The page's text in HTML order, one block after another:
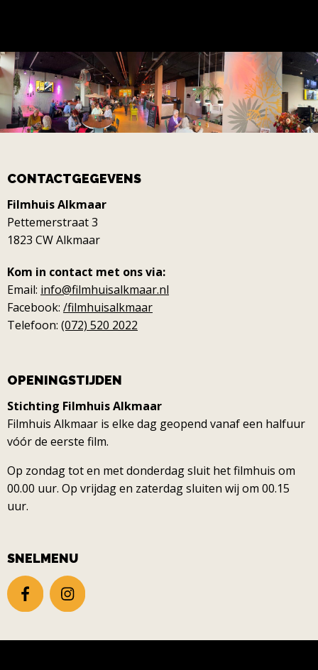
CONTACTGEGEVENS
Filmhuis Alkmaar
Pettemerstraat 3
1823 CW Alkmaar
Kom in contact met ons via:
Email: info@filmhuisalkmaar.nl
Facebook: /filmhuisalkmaar
Telefoon: (072) 520 2022
OPENINGSTIJDEN
Stichting Filmhuis Alkmaar
Filmhuis Alkmaar is elke dag geopend vanaf een halfuur
vóór de eerste film.
Op zondag tot en met donderdag sluit het filmhuis om
00.00 uur. Op vrijdag en zaterdag sluiten wij om 00.15
uur.
SNELMENU